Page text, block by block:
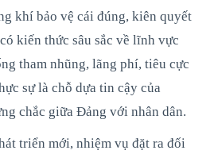
khí bảo vệ cái đúng, kiên quyết
kiến thức sâu sắc về lĩnh vực
tham nhũng, lãng phí, tiêu cực
sự là chỗ dựa tin cậy của
chắc giữa Đảng với nhân dân.
triển mới, nhiệm vụ đặt ra đối